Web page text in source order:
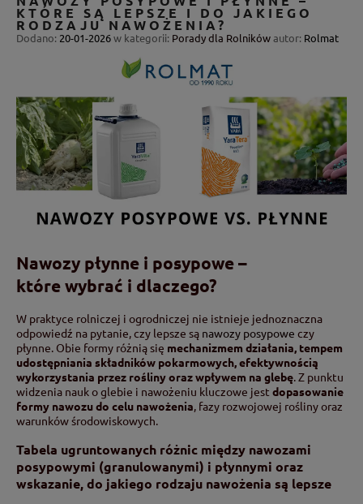
KTÓRE SĄ LEPSZE I DO JAKIEGO
RODZAJU NAWOŻENIA?
Dodano: 20-01-2026w kategorii: Porady dla Rolnikówautor: Rolmat
Nawozy płynne i posypowe –
które wybrać i dlaczego?
W praktyce rolniczej i ogrodniczej nie istnieje jednoznaczna
odpowiedź na pytanie, czy lepsze są nawozy posypowe czy
płynne. Obie formy różnią się mechanizmem działania, tempem
udostępniania składników pokarmowych, efektywnością
wykorzystania przez rośliny oraz wpływem na glebę. Z punktu
widzenia nauk o glebie i nawożeniu kluczowe jest dopasowanie
formy nawozu do celu nawożenia, fazy rozwojowej rośliny oraz
warunków środowiskowych.
Tabela ugruntowanych różnic między nawozami
posypowymi (granulowanymi) i płynnymi oraz
wskazanie, do jakiego rodzaju nawożenia są lepsze